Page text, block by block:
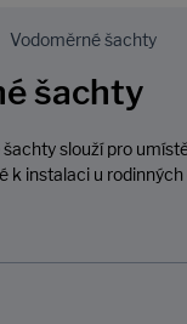
Vodoměrné šachty
šachty
slouží pro
k instalaci u